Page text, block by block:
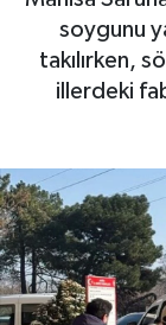
soygunu
takılırken,
illerdeki